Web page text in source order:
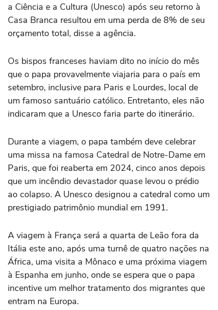
a Ciência e a Cultura (Unesco) após seu retorno à
Casa Branca resultou em ‌uma perda de 8% de seu
orçamento total, disse a ‌agência.
Os bispos franceses ⁠haviam dito no ⁠início do mês
que o papa provavelmente viajaria para o país ⁠em
setembro, inclusive para ‌Paris e Lourdes, local ‌de
um famoso santuário católico. Entretanto, eles não
indicaram que a Unesco faria parte do itinerário.
Durante a viagem, o papa também deve celebrar
uma missa na ⁠famosa Catedral de Notre-Dame em
Paris, que foi reaberta em 2024, cinco anos depois
que um incêndio devastador quase levou o prédio
ao colapso. A Unesco designou a catedral como um
‌prestigiado patrimônio mundial em 1991.
A viagem à França será a quarta de Leão fora da
Itália este ano, após ⁠uma turnê de quatro nações na
África, uma visita a Mônaco e uma próxima viagem
à Espanha em junho, onde se espera que o papa
incentive um melhor tratamento dos migrantes que
entram na Europa.